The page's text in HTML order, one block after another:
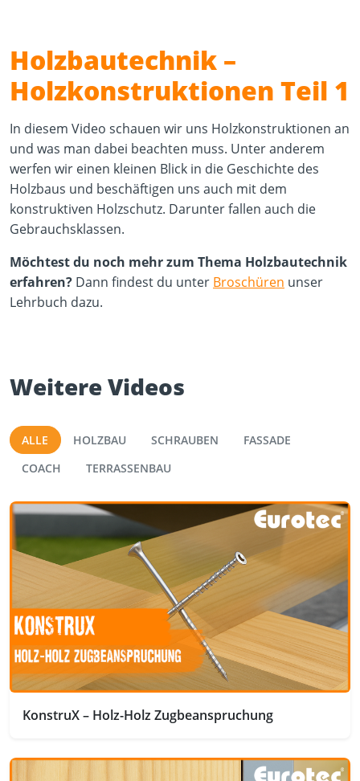
Play Video
YouTube content loads after clicking.
Holzbautechnik –
Holzkonstruktionen Teil 1
In diesem Video schauen wir uns Holzkonstruktionen an
und was man dabei beachten muss. Unter anderem
werfen wir einen kleinen Blick in die Geschichte des
Holzbaus und beschäftigen uns auch mit dem
konstruktiven Holzschutz. Darunter fallen auch die
Gebrauchsklassen.
Möchtest du noch mehr zum Thema Holzbautechnik
erfahren? Dann findest du unter Broschüren unser
Lehrbuch dazu.
Weitere Videos
ALLE HOLZBAU SCHRAUBEN
FASSADE
COACH
TERRASSENBAU
KonstruX – Holz-Holz Zugbeanspruchung